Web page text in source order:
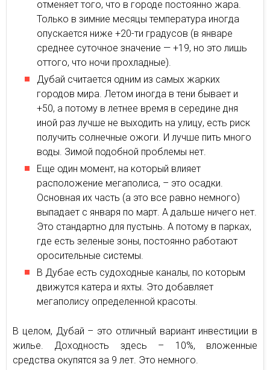
отменяет того, что в городе постоянно жара.
Только в зимние месяцы температура иногда
опускается ниже +20-ти градусов (в январе
среднее суточное значение — +19, но это лишь
оттого, что ночи прохладные).
Дубай считается одним из самых жарких
городов мира. Летом иногда в тени бывает и
+50, а потому в летнее время в середине дня
иной раз лучше не выходить на улицу, есть риск
получить солнечные ожоги. И лучше пить много
воды. Зимой подобной проблемы нет.
Еще один момент, на который влияет
расположение мегаполиса, – это осадки.
Основная их часть (а это все равно немного)
выпадает с января по март. А дальше ничего нет.
Это стандартно для пустынь. А потому в парках,
где есть зеленые зоны, постоянно работают
оросительные системы.
В Дубае есть судоходные каналы, по которым
движутся катера и яхты. Это добавляет
мегаполису определенной красоты.
В целом, Дубай – это отличный вариант инвестиции в
жилье. Доходность здесь – 10%, вложенные
средства окупятся за 9 лет. Это немного.